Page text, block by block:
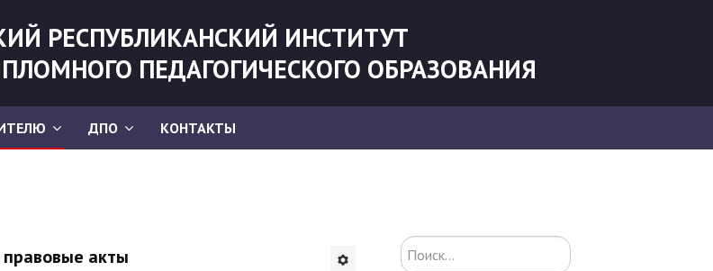
РЕСПУБЛИКАНСКИЙ ИНСТИТУТ
ПЕДАГОГИЧЕСКОГО ОБРАЗОВАНИЯ
ДПО КОНТАКТЫ
акты Искать...